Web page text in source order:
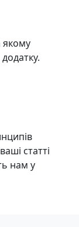
якому
статті
нам у